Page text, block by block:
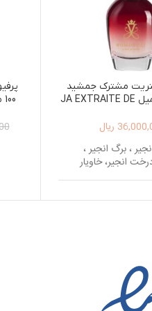
مشترک جمشید
بومونتی 100 میل JA EXTRAITE DE
ریال
، برگ انجیر ،
انجیر، خاویار